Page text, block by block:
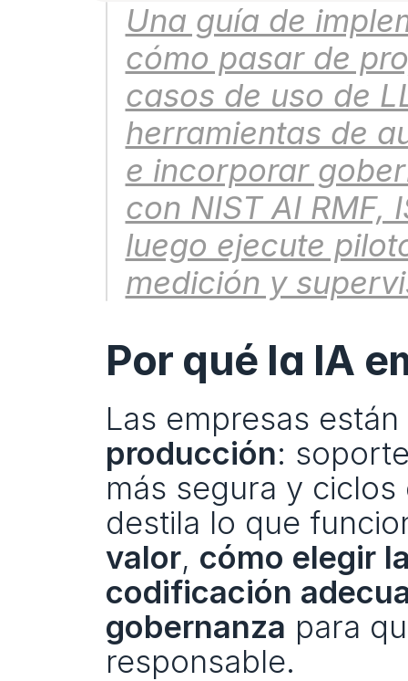
Una guía de
cómo pasar de
casos de uso de
herramientas de
e incorporar
con NIST AI RMF,
luego ejecute
medición y
Por qué la IA
Las empresas
producción:
más segura y
destila lo que
valor, cómo elegir
codificación
gobernanza para
responsable.